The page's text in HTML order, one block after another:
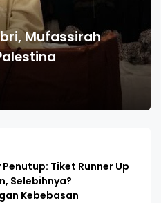
Mufassirah
Tiket Runner Up
Selebihnya?
Kebebasan